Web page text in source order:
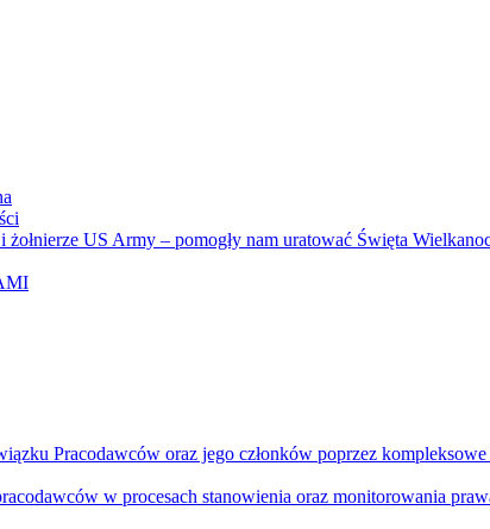
US Army – pomogły nam uratować Święta
Pracodawców oraz jego członków poprzez
w procesach stanowienia oraz monitorowania